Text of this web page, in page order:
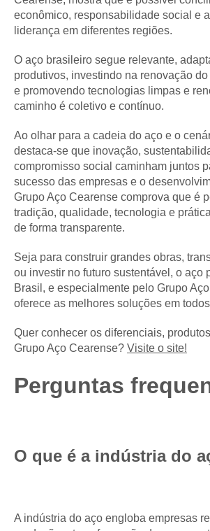
econômico, responsabilidade social e
liderança em diferentes regiões.
O aço brasileiro segue relevante,
produtivos, investindo na renovação
e promovendo tecnologias limpas e
caminho é coletivo e contínuo.
Ao olhar para a cadeia do aço e o
destaca-se que inovação,
compromisso social caminham juntos
sucesso das empresas e o
Grupo Aço Cearense comprova que é
tradição, qualidade, tecnologia e
de forma transparente.
Seja para construir grandes obras,
ou investir no futuro sustentável, o aço
Brasil, e especialmente pelo Grupo
oferece as melhores soluções em
Quer conhecer os diferenciais,
Grupo Aço Cearense? Visite o site!
Perguntas
O que é a indústria do
A indústria do aço engloba empresas